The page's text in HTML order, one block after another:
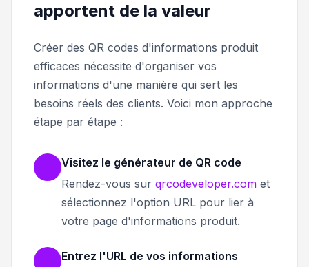
apportent de la valeur
Créer des QR codes d'informations produit
efficaces nécessite d'organiser vos
informations d'une manière qui sert les
besoins réels des clients. Voici mon approche
étape par étape :
Visitez le générateur de QR code
Rendez-vous sur qrcodeveloper.com et
sélectionnez l'option URL pour lier à
votre page d'informations produit.
Entrez l'URL de vos informations